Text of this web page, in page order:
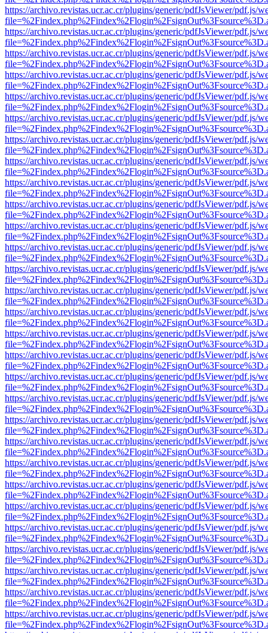
https://archivo.revistas.ucr.ac.cr/plugins/generic/pdfJsViewer/pdf.js/
https://archivo.revistas.ucr.ac.cr/plugins/generic/pdfJsViewer/pdf.js/
https://archivo.revistas.ucr.ac.cr/plugins/generic/pdfJsViewer/pdf.js/
https://archivo.revistas.ucr.ac.cr/plugins/generic/pdfJsViewer/pdf.js/
https://archivo.revistas.ucr.ac.cr/plugins/generic/pdfJsViewer/pdf.js/
https://archivo.revistas.ucr.ac.cr/plugins/generic/pdfJsViewer/pdf.js/
https://archivo.revistas.ucr.ac.cr/plugins/generic/pdfJsViewer/pdf.js/
https://archivo.revistas.ucr.ac.cr/plugins/generic/pdfJsViewer/pdf.js/
https://archivo.revistas.ucr.ac.cr/plugins/generic/pdfJsViewer/pdf.js/
https://archivo.revistas.ucr.ac.cr/plugins/generic/pdfJsViewer/pdf.js/
https://archivo.revistas.ucr.ac.cr/plugins/generic/pdfJsViewer/pdf.js/
https://archivo.revistas.ucr.ac.cr/plugins/generic/pdfJsViewer/pdf.js/
https://archivo.revistas.ucr.ac.cr/plugins/generic/pdfJsViewer/pdf.js/
https://archivo.revistas.ucr.ac.cr/plugins/generic/pdfJsViewer/pdf.js/
https://archivo.revistas.ucr.ac.cr/plugins/generic/pdfJsViewer/pdf.js/
https://archivo.revistas.ucr.ac.cr/plugins/generic/pdfJsViewer/pdf.js/
https://archivo.revistas.ucr.ac.cr/plugins/generic/pdfJsViewer/pdf.js/
https://archivo.revistas.ucr.ac.cr/plugins/generic/pdfJsViewer/pdf.js/
https://archivo.revistas.ucr.ac.cr/plugins/generic/pdfJsViewer/pdf.js/
https://archivo.revistas.ucr.ac.cr/plugins/generic/pdfJsViewer/pdf.js/
https://archivo.revistas.ucr.ac.cr/plugins/generic/pdfJsViewer/pdf.js/
https://archivo.revistas.ucr.ac.cr/plugins/generic/pdfJsViewer/pdf.js/
https://archivo.revistas.ucr.ac.cr/plugins/generic/pdfJsViewer/pdf.js/
https://archivo.revistas.ucr.ac.cr/plugins/generic/pdfJsViewer/pdf.js/
https://archivo.revistas.ucr.ac.cr/plugins/generic/pdfJsViewer/pdf.js/
https://archivo.revistas.ucr.ac.cr/plugins/generic/pdfJsViewer/pdf.js/
https://archivo.revistas.ucr.ac.cr/plugins/generic/pdfJsViewer/pdf.js/
https://archivo.revistas.ucr.ac.cr/plugins/generic/pdfJsViewer/pdf.js/
https://archivo.revistas.ucr.ac.cr/plugins/generic/pdfJsViewer/pdf.js/